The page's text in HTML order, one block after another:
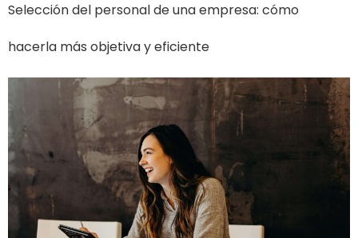
Selección del personal de una empresa: cómo
hacerla más objetiva y eficiente